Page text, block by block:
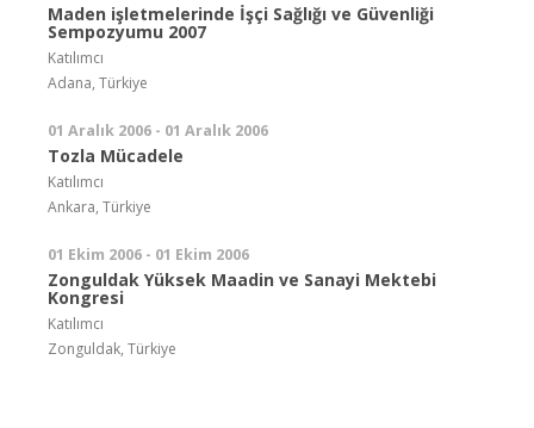
Maden işletmelerinde İşçi Sağlığı ve Güvenliği
Sempozyumu 2007
Katılımcı
Adana, Türkiye
01 Aralık 2006 - 01 Aralık 2006
Tozla Mücadele
Katılımcı
Ankara, Türkiye
01 Ekim 2006 - 01 Ekim 2006
Zonguldak Yüksek Maadin ve Sanayi Mektebi
Kongresi
Katılımcı
Zonguldak, Türkiye